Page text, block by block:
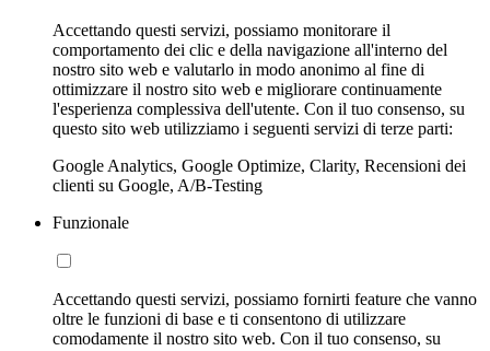
Accettando questi servizi, possiamo monitorare il
comportamento dei clic e della navigazione all'interno del
nostro sito web e valutarlo in modo anonimo al fine di
ottimizzare il nostro sito web e migliorare continuamente
l'esperienza complessiva dell'utente. Con il tuo consenso, su
questo sito web utilizziamo i seguenti servizi di terze parti:
Google Analytics, Google Optimize, Clarity, Recensioni dei
clienti su Google, A/B-Testing
Funzionale
Accettando questi servizi, possiamo fornirti feature che vanno
oltre le funzioni di base e ti consentono di utilizzare
comodamente il nostro sito web. Con il tuo consenso, su